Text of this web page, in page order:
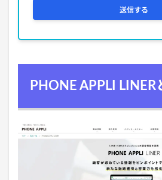
PHONE APPLI LINER